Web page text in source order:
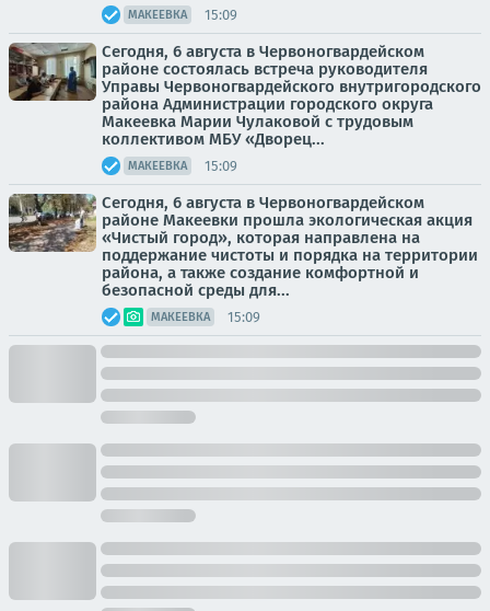
МАКЕЕВКА 15:09
Сегодня, 6 августа в Червоногвардейском
районе состоялась встреча руководителя
Управы Червоногвардейского внутригородского
района Администрации городского округа
Макеевка Марии Чулаковой с трудовым
коллективом МБУ «Дворец...
МАКЕЕВКА 15:09
Сегодня, 6 августа в Червоногвардейском
районе Макеевки прошла экологическая акция
«Чистый город», которая направлена на
поддержание чистоты и порядка на территории
района, а также создание комфортной и
безопасной среды для...
МАКЕЕВКА 15:09